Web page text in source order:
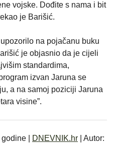
vojske. Dođite s nama i bit
je Barišić.
na pojačanu buku
je objasnio da je cijeli
standardima,
izvan Jaruna se
a na samoj poziciji Jaruna
visine”.
| DNEVNIK.hr | Autor: